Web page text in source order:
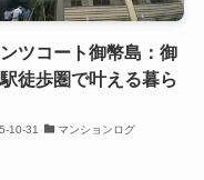
ツコート御幣島：御
徒歩圏で叶える暮ら
10-31 マンションログ